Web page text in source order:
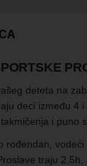
deteta na
deci između 4
i puno
rođendan,
traju